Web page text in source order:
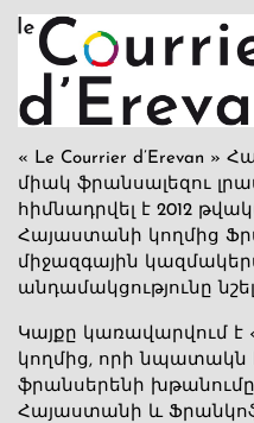
« Le Courrier d’Erevan
միակ ֆրանսալեզու
հիմնադրվել է 2012
Հայաստանի կողմից
միջազգային
անդամակցությունը
Կայքը կառավարվում է
կողմից, որի նպատակն
ֆրանսերենի
Հայաստանի և